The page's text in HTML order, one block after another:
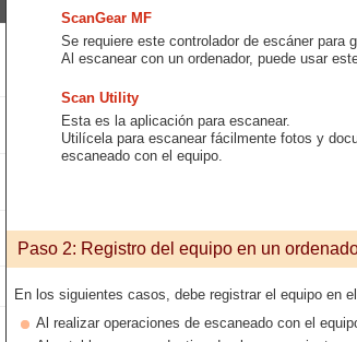
ScanGear MF
Se requiere este controlador de escáner para
Al escanear con un ordenador, puede usar
Scan Utility
Esta es la aplicación para escanear.
Utilícela para escanear fácilmente fotos y
escaneado con el equipo.
Paso 2: Registro del equipo en un
En los siguientes casos, debe registrar el equipo en
Al realizar operaciones de escaneado con el